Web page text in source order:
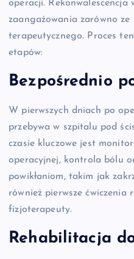
operacji. Rekonwalescencja
zaangażowania zarówno ze
terapeutycznego. Proces
etapów:
Bezpośrednio
W pierwszych dniach po
przebywa w szpitalu pod
czasie kluczowe jest
operacyjnej, kontrola bólu
powikłaniom, takim jak
również pierwsze ćwiczenia
fizjoterapeuty.
Rehabilitacja